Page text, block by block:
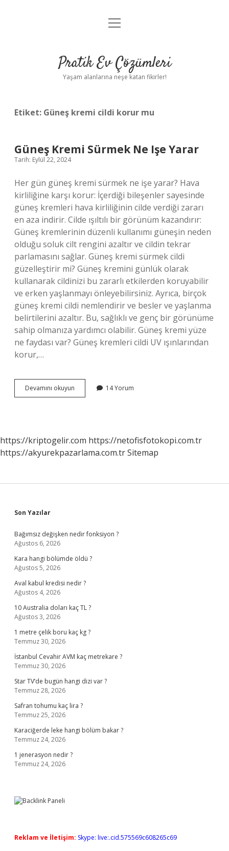
Anasayfa
Yasal Uyarı
menüyü
Pratik Ev Çözümleri
Yaşam alanlarına neşe katan fikirler!
Etiket: Güneş kremi cildi korur mu
Güneş Kremi Sürmek Ne Işe Yarar
Tarih: Eylül 22, 2024
Her gün güneş kremi sürmek ne işe yarar? Hava
kirliliğine karşı korur: İçerdiği bileşenler sayesinde
güneş kremleri hava kirliliğinin cilde verdiği zararı
en aza indirir. Cilde ışıltılı bir görünüm kazandırır:
Güneş kremlerinin düzenli kullanımı güneşin neden
olduğu soluk cilt rengini azaltır ve cildin tekrar
parlamasını sağlar. Güneş kremi sürmek cildi
güzelleştirir mi? Güneş kremini günlük olarak
kullanarak cildinizi bu zararlı etkilerden koruyabilir
ve erken yaşlanmayı önleyebilirsiniz. Ayrıca, birçok
güneş kremi cildi nemlendirir ve besler ve yaşlanma
belirtilerini azaltır. Bu, sağlıklı ve genç bir görünüme
sahip olmanıza yardımcı olabilir. Güneş kremi yüze
ne faydası var? Güneş kremleri cildi UV ışınlarından
korur,…
Devamını okuyun
Kremi
14 Yorum
https://kriptogelir.com https://netofisfotokopi.com.tr
https://akyurekpazarlama.com.trSitemap
Sidebar
Son Yazılar
Bağımsız değişken nedir fonksiyon ?
Ağustos 6, 2026
Kara hangi bölümde öldü ?
Ağustos 5, 2026
Aval kabul kredisi nedir ?
Ağustos 4, 2026
10 Australia doları kaç TL ?
Ağustos 3, 2026
1 metre çelik boru kaç kg ?
Temmuz 30, 2026
İstanbul Cevahir AVM kaç metrekare ?
Temmuz 30, 2026
Star TV’de bugün hangi dizi var ?
Temmuz 28, 2026
Safran tohumu kaç lira ?
Temmuz 25, 2026
Karaciğerde leke hangi bölüm bakar ?
Temmuz 24, 2026
1 jenerasyon nedir ?
Temmuz 24, 2026
Reklam ve İletişim: Skype: live:.cid.575569c608265c69